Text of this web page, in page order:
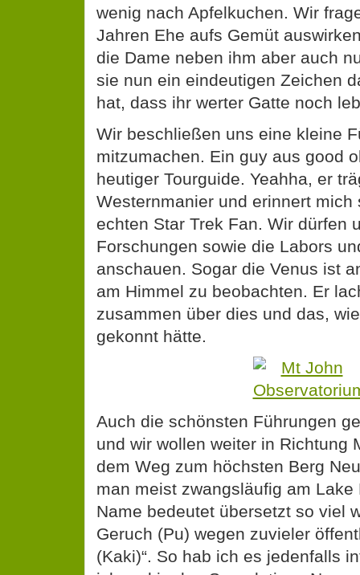
wenig nach Apfelkuchen. Wir
Jahren Ehe aufs Gemüt
die Dame neben ihm aber auch
sie nun ein eindeutigen Zeichen
hat, dass ihr werter Gatte noch
Wir beschließen uns eine kleine
mitzumachen. Ein guy aus good
heutiger Tourguide. Yeahha, er
Westernmanier und erinnert mich
echten Star Trek Fan. Wir dürfen
Forschungen sowie die Labors
anschauen. Sogar die Venus ist
am Himmel zu beobachten. Er
zusammen über dies und das,
gekonnt hätte.
Auch die schönsten Führungen
und wir wollen weiter in Richtung
dem Weg zum höchsten Berg
man meist zwangsläufig am Lake
Name bedeutet übersetzt so viel
Geruch (Pu) wegen zuvieler
(Kaki)“. So hab ich es jedenfalls